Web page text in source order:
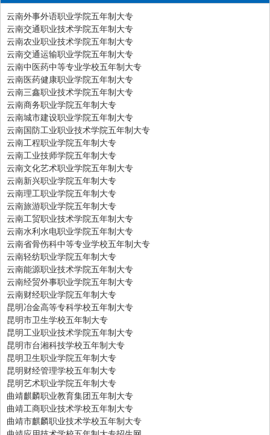
云南外事外语职业学院五年制大专
云南交通职业技术学院五年制大专
云南农业职业技术学院五年制大专
云南交通运输职业学院五年制大专
云南中医药中等专业学校五年制大专
云南医药健康职业学院五年制大专
云南三鑫职业技术学院五年制大专
云南商务职业学院五年制大专
云南城市建设职业学院五年制大专
云南国防工业职业技术学院五年制大专
云南工程职业学院五年制大专
云南工业技师学院五年制大专
云南文化艺术职业学院五年制大专
云南新兴职业学院五年制大专
云南理工职业学院五年制大专
云南旅游职业学院五年制大专
云南工贸职业技术学院五年制大专
云南水利水电职业学院五年制大专
云南省骨伤科中等专业学校五年制大专
云南轻纺职业学院五年制大专
云南能源职业技术学院五年制大专
云南经贸外事职业学院五年制大专
云南财经职业学院五年制大专
昆明冶金高等专科学校五年制大专
昆明市卫生学校五年制大专
昆明工业职业技术学院五年制大专
昆明市台湘科技学校五年制大专
昆明卫生职业学院五年制大专
昆明财经管理学校五年制大专
昆明艺术职业学院五年制大专
曲靖麒麟职业教育集团五年制大专
曲靖工商职业技术学校五年制大专
曲靖市麒麟职业技术学校五年制大专